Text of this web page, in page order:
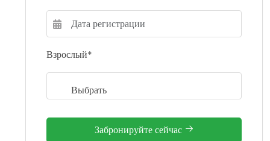
Взрослый*
Забронируйте сейчас